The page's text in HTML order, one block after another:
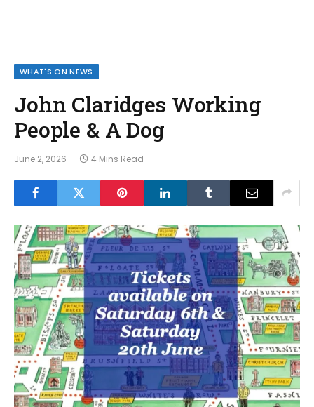
WHAT'S ON NEWS
John Claridges Working
People & A Dog
June 2, 2026 4 Mins Read